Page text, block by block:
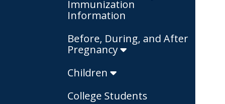
Immunization
Information
Before, During, and After
Pregnancy
Children
College Students